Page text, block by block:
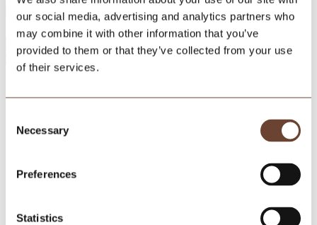
our social media, advertising and analytics partners who
may combine it with other information that you’ve
provided to them or that they’ve collected from your use
of their services.
Selection
Necessary
Preferences
Statistics
Email*
Send
This field should be left blank